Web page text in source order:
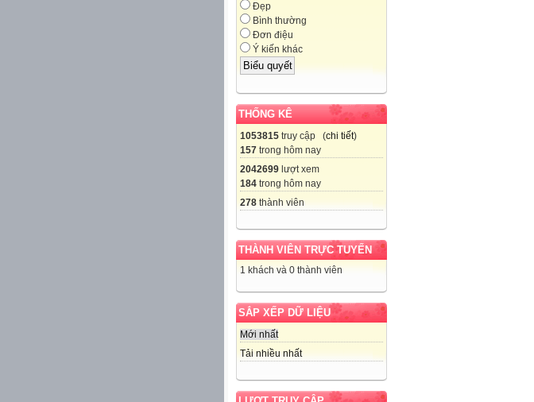
Đẹp
Bình thường
Đơn điệu
Ý kiến khác
THỐNG KÊ
1053815 truy cập (chi tiết)
157 trong hôm nay
2042699 lượt xem
184 trong hôm nay
278 thành viên
THÀNH VIÊN TRỰC TUYẾN
1 khách và 0 thành viên
SẮP XẾP DỮ LIỆU
Mới nhất
Tải nhiều nhất